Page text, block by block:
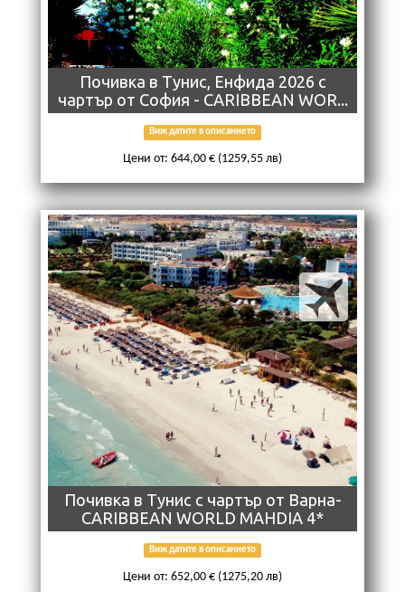
Почивкa в Тунис, Енфида 2026 с
чартър от София - CARIBBEAN WOR...
Виж датите в описанието
Цени от: 644,00 € (1259,55 лв)
Почивка в Тунис с чартър от Варна-
CARIBBEAN WORLD MAHDIA 4*
Виж датите в описанието
Цени от: 652,00 € (1275,20 лв)